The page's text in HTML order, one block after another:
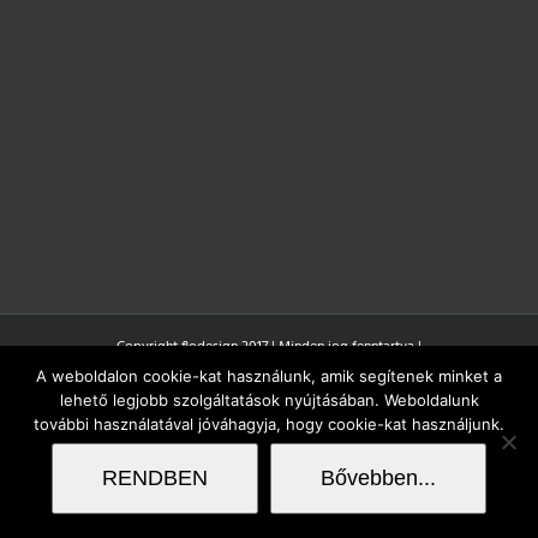
Copyright flodesign 2017 | Minden jog fenntartva |
A weboldalon cookie-kat használunk, amik segítenek minket a
lehető legjobb szolgáltatások nyújtásában. Weboldalunk
további használatával jóváhagyja, hogy cookie-kat használjunk.
RENDBEN Bővebben...